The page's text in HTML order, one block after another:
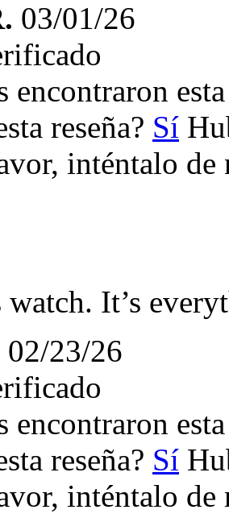
03/01/26
encontraron
reseña? Sí
inténtalo de
It’s
02/23/26
encontraron
reseña? Sí
inténtalo de